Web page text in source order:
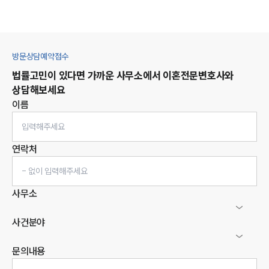
방문상담예약접수
법률고민이 있다면 가까운 사무소에서 이혼전문변호사와
상담해보세요
이름
연락처
사무소
사건분야
문의내용